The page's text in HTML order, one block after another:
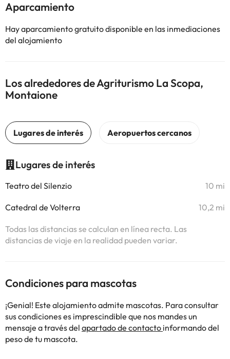
Aparcamiento
Hay aparcamiento gratuito disponible en las inmediaciones
del alojamiento
Los alrededores de Agriturismo La Scopa,
Montaione
Lugares de interés
Teatro del Silenzio 10 mi
Catedral de Volterra 10,2 mi
Todas las distancias se calculan en línea recta. Las
distancias de viaje en la realidad pueden variar.
Condiciones para mascotas
¡Genial! Este alojamiento admite mascotas. Para consultar
sus condiciones es imprescindible que nos mandes un
mensaje a través del apartado de contacto informando del
peso de tu mascota.